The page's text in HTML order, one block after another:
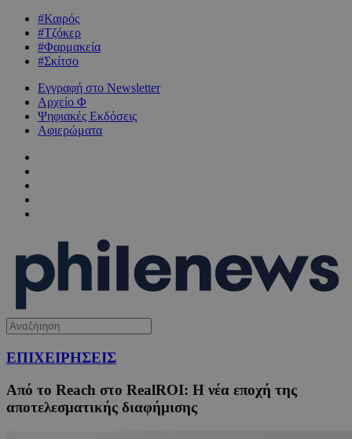
#Καιρός
#Τζόκερ
#Φαρμακεία
#Σκίτσο
Εγγραφή στο Newsletter
Αρχείο Φ
Ψηφιακές Εκδόσεις
Αφιερώματα
ΕΠΙΧΕΙΡΗΣΕΙΣ
Από το Reach στο RealROI: Η νέα εποχή της
αποτελεσματικής διαφήμισης